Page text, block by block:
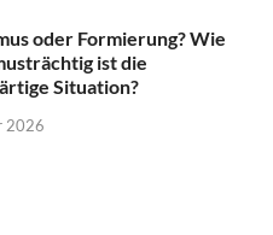
oder Formierung? Wie
ist die
Situation?
2026